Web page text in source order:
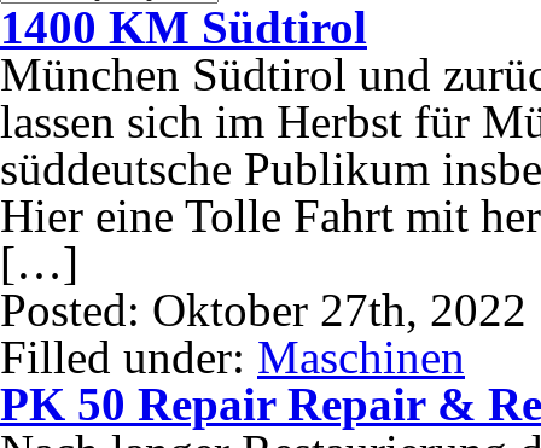
1400 KM Südtirol
München Südtirol und
lassen sich im Herbst für
süddeutsche Publikum
Hier eine Tolle Fahrt mit
[…]
Posted: Oktober 27th,
Filled under: Maschinen
PK 50 Repair Repair &